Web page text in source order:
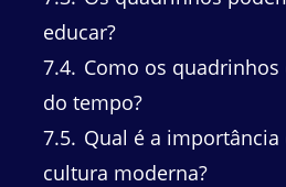
educar?
7.4 Como os
do tempo?
7.5 Qual é a
cultura moderna?